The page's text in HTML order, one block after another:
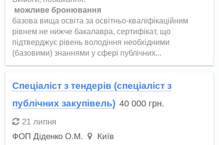
можливе бронювання
базова вища освіта за освітньо-кваліфікаційним
рівнем не нижче бакалавра, сертифікат, що
підтверджує рівень володіння необхідними
(базовими) знаннями у сфері публічних...
Спеціаліст з тендерів (спеціаліст з
публічних закупівель) 40 000 грн.
21 липня
ФОП Діденко О.М.
Київ